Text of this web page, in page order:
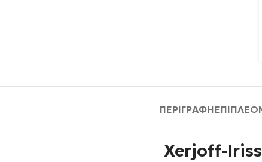
ΠΕΡΙΓΡΑΦΉ
Xerjoff-